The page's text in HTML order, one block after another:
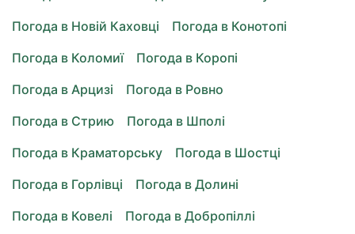
Погода в Новій Каховці
Погода в Конотопі
Погода в Коломиї
Погода в Коропі
Погода в Арцизі
Погода в Ровно
Погода в Стрию
Погода в Шполі
Погода в Краматорську
Погода в Шостці
Погода в Горлівці
Погода в Долині
Погода в Ковелі
Погода в Добропіллі